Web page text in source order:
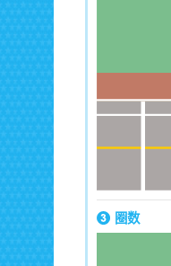
圈数